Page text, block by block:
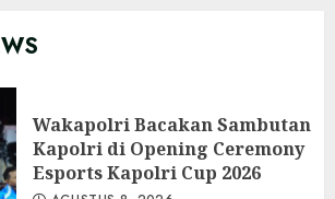
Wakapolri Bacakan Sambutan
Kapolri di Opening Ceremony
Esports Kapolri Cup 2026